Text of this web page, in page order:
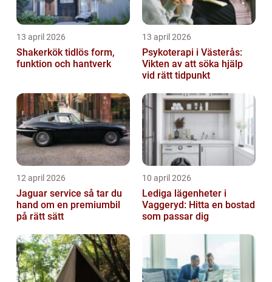
13 april 2026
Shakerkök tidlös form,
funktion och hantverk
13 april 2026
Psykoterapi i Västerås:
Vikten av att söka hjälp
vid rätt tidpunkt
12 april 2026
Jaguar service så tar du
hand om en premiumbil
på rätt sätt
10 april 2026
Lediga lägenheter i
Vaggeryd: Hitta en bostad
som passar dig